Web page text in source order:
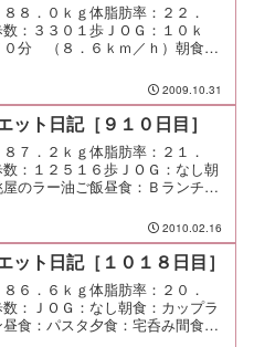
８．０ｋｇ体脂肪率：２２．
数：３３０１歩ＪＯＧ：１０ｋ
分 （８．６ｋｍ／ｈ）朝食：
ゃんぽん（リンガーハット）夕
宅でご馳走になった間食：メ
日は後輩宅で芋掘り。
2009.10.31
ット日記［９１０日目］
７．２ｋｇ体脂肪率：２１．
数：１２５１６歩ＪＯＧ：なし朝
のラー油ご飯昼食：Ｂランチ
モ：今日は快調！ そして、とて
大切な日になった。
2010.02.16
ット日記［１０１８日目］
６．６ｋｇ体脂肪率：２０．
数：ＪＯＧ：なし朝食：カップラ
食：パスタ夕食：宅呑み間食：